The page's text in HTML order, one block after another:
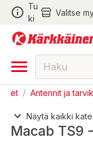
Tu
ki
Valitse
/ Antennit ja
Näytä kaikki
Macab TS9